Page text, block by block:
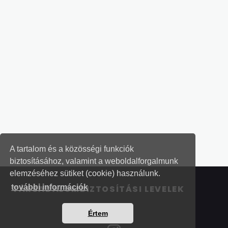
A tartalom és a közösségi funkciók
biztosításához, valamint a weboldalforgalmunk
elemzéséhez sütiket (cookie) használunk.
további információk
Értem
TÁRSADALOMBIZTOSÍTÁSI LEVELEK